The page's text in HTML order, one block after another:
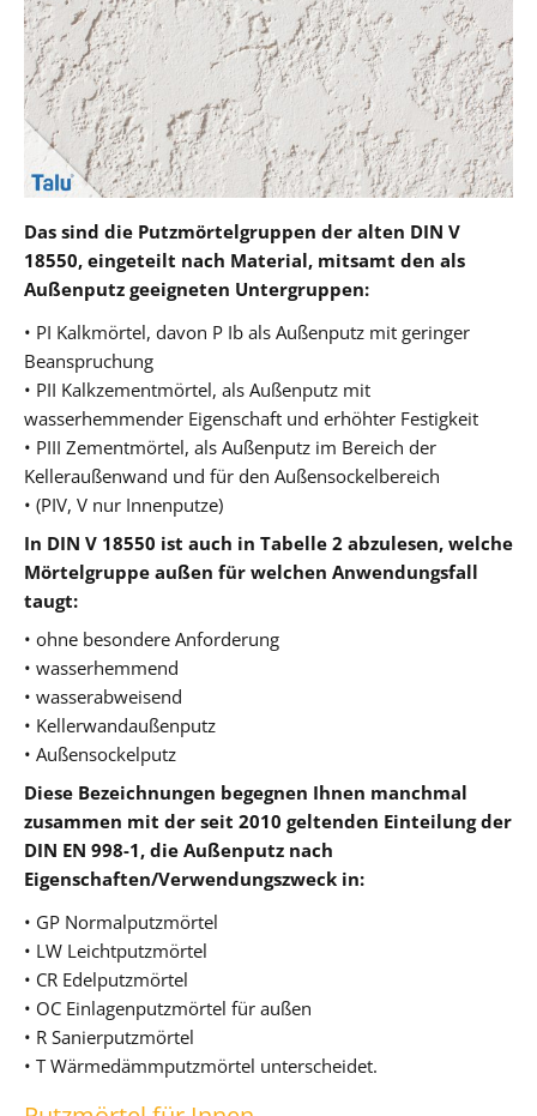
Das sind die Putzmörtelgruppen der alten DIN V
18550, eingeteilt nach Material, mitsamt den als
Außenputz geeigneten Untergruppen:
• PI Kalkmörtel, davon P Ib als Außenputz mit geringer
Beanspruchung
• PII Kalkzementmörtel, als Außenputz mit
wasserhemmender Eigenschaft und erhöhter Festigkeit
• PIII Zementmörtel, als Außenputz im Bereich der
Kelleraußenwand und für den Außensockelbereich
• (PIV, V nur Innenputze)
In DIN V 18550 ist auch in Tabelle 2 abzulesen, welche
Mörtelgruppe außen für welchen Anwendungsfall
taugt:
• ohne besondere Anforderung
• wasserhemmend
• wasserabweisend
• Kellerwandaußenputz
• Außensockelputz
Diese Bezeichnungen begegnen Ihnen manchmal
zusammen mit der seit 2010 geltenden Einteilung der
DIN EN 998-1, die Außenputz nach
Eigenschaften/Verwendungszweck in:
• GP Normalputzmörtel
• LW Leichtputzmörtel
• CR Edelputzmörtel
• OC Einlagenputzmörtel für außen
• R Sanierputzmörtel
• T Wärmedämmputzmörtel unterscheidet.